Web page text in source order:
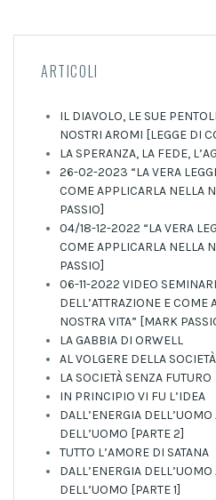
ARTICOLI
IL DIAVOLO, LE SUE
NOSTRI AROMI [LEGGE DI
LA SPERANZA, LA FEDE,
26-02-2023 “LA VERA
COME APPLICARLA NELLA
PASSIO]
04/18-12-2022 “LA VERA
COME APPLICARLA NELLA
PASSIO]
06-11-2022 VIDEO
DELL’ATTRAZIONE E COME
NOSTRA VITA” [MARK
LA GABBIA DI ORWELL
AL VOLGERE DELLA
LA SOCIETÀ SENZA FUTURO
IN PRINCIPIO VI FU L’IDEA
DALL’ENERGIA DELL’UOMO
DELL’UOMO [PARTE 2]
TUTTO L’AMORE DI SATANA
DALL’ENERGIA DELL’UOMO
DELL’UOMO [PARTE 1]